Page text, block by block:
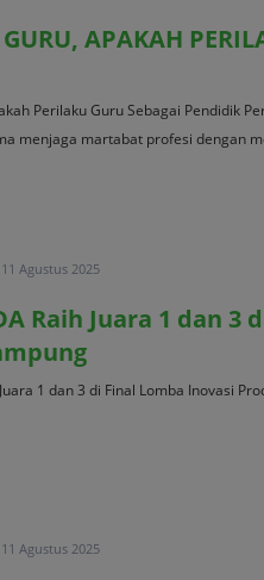
APAKAH
Perilaku Guru Sebagai Pendidik
menjaga martabat profesi dengan
Agustus 2025
Raih Juara 1 dan
1 dan 3 di Final Lomba Inovasi
Agustus 2025